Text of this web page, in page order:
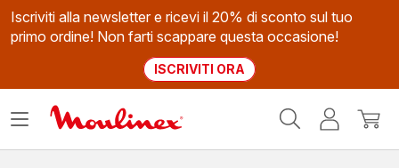
Iscriviti alla newsletter e ricevi il 20% di sconto sul tuo
primo ordine! Non farti scappare questa occasione!
ISCRIVITI ORA
Il
Apri